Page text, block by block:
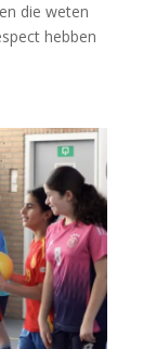
die weten
hebben